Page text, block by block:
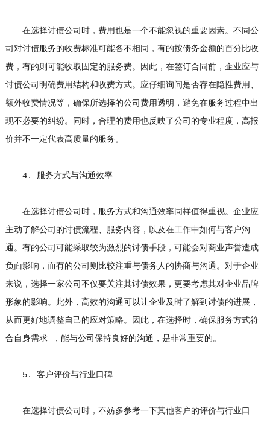
在选择讨债公司时，费用也是一个不能忽视的重要因素。不同公
司对讨债服务的收费标准可能各不相同，有的按债务金额的百分比收
费，有的则可能收取固定的服务费。因此，在签订合同前，企业应与
讨债公司明确费用结构和收费方式。应仔细询问是否存在隐性费用、
额外收费情况等，确保所选择的公司费用透明，避免在服务过程中出
现不必要的纠纷。同时，合理的费用也反映了公司的专业程度，高报
价并不一定代表高质量的服务。
4. 服务方式与沟通效率
在选择讨债公司时，服务方式和沟通效率同样值得重视。企业应
主动了解公司的讨债流程、服务内容，以及在工作中如何与客户沟
通。有的公司可能采取较为激烈的讨债手段，可能会对商业声誉造成
负面影响，而有的公司则比较注重与债务人的协商与沟通。对于企业
来说，选择一家公司不仅要关注其讨债效果，更要考虑其对企业品牌
形象的影响。此外，高效的沟通可以让企业及时了解到讨债的进展，
从而更好地调整自己的应对策略。因此，在选择时，确保服务方式符
合自身需求 ，能与公司保持良好的沟通，是非常重要的。
5. 客户评价与行业口碑
在选择讨债公司时，不妨多参考一下其他客户的评价与行业口